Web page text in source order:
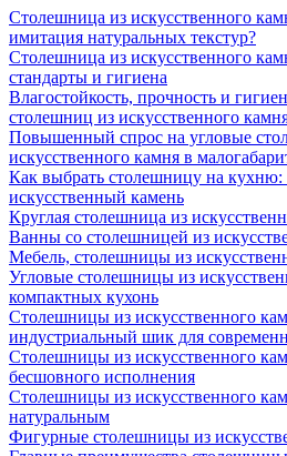
Столешница из искусственного
имитация натуральных текстур?
Столешница из искусственного
стандарты и гигиена
Влагостойкость, прочность и
столешниц из искусственного
Повышенный спрос на угловые
искусственного камня в
Как выбрать столешницу на
искусственный камень
Круглая столешница из
Ванны со столешницей из
Мебель, столешницы из
Угловые столешницы из
компактных кухонь
Столешницы из искусственного
индустриальный шик для
Столешницы из искусственного
бесшовного исполнения
Столешницы из искусственного
натуральным
Фигурные столешницы из